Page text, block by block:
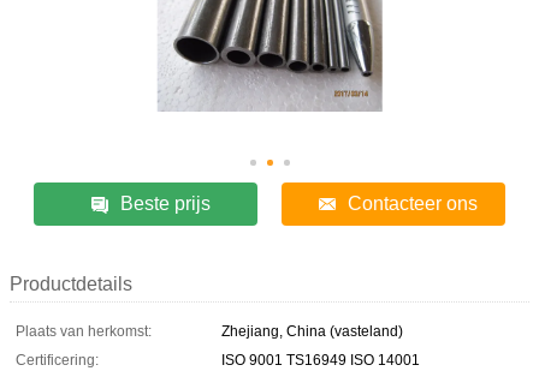
Beste prijs Contacteer ons
Productdetails
Plaats van herkomst:
Zhejiang, China (vasteland)
Certificering:
ISO 9001 TS16949 ISO 14001